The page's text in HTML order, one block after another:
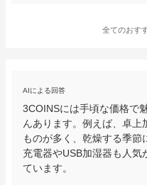
全てのおす
AIによる回答
3COINSには手頃な価格で
んあります。例えば、卓
ものが多く、乾燥する季節
充電器やUSB加湿器も人気
ています。